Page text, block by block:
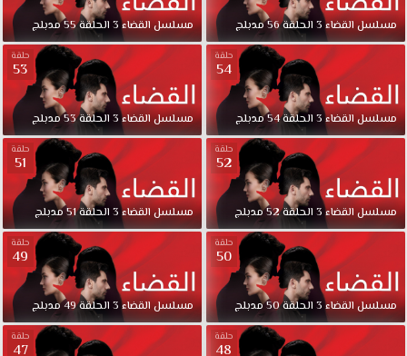
يتحول
من
هم
إلى
أصدقاء
والعكس
صحيح مسلسل
الموسم
الثانى
الحلقة
مدبلج
قصة
عشق.
تأخذ
الأحداث
مسلسلالقضاء3 الحلقة56مدبلج مسلسلالقضاء3 الحلقة55مدبلج
حلقة
54
مسلسلالقضاء3 الحلقة54مدبلج
حلقة
53
مسلسلالقضاء3 الحلقة53مدبلج
حلقة
52
مسلسلالقضاء3 الحلقة52مدبلج
حلقة
51
مسلسلالقضاء3 الحلقة51مدبلج
حلقة
50
مسلسلالقضاء3 الحلقة50مدبلج
حلقة
49
مسلسلالقضاء3 الحلقة49مدبلج
حلقة
48
حلقة
47